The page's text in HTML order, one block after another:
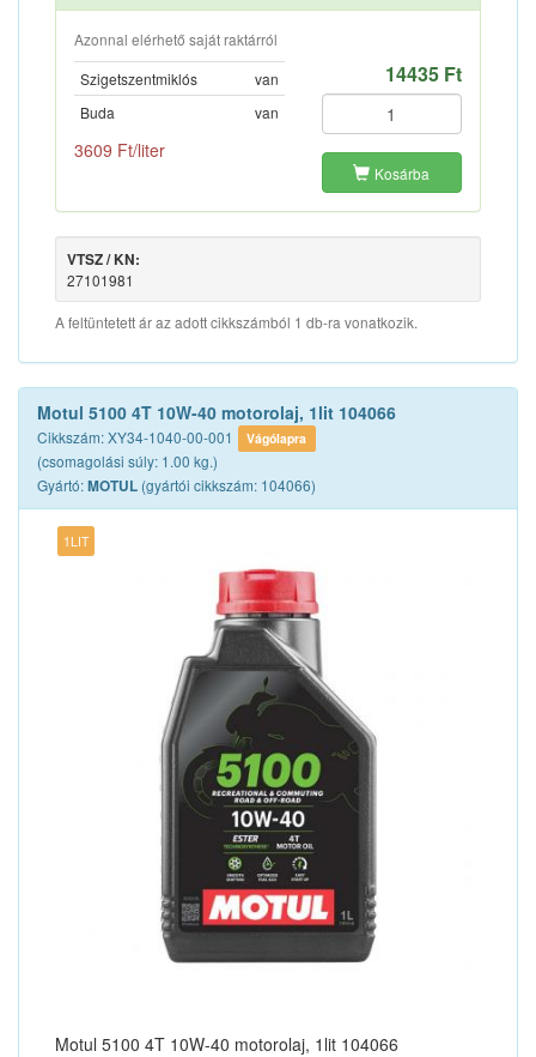
Azonnal elérhető saját raktárról
Szigetszentmiklós
van
Buda
van
3609 Ft/liter
14435 Ft
Kosárba
VTSZ / KN:
27101981
A feltüntetett ár az adott cikkszámból 1 db-ra vonatkozik.
Motul 5100 4T 10W-40 motorolaj, 1lit 104066
Cikkszám: XY34-1040-00-001 Vágólapra
(csomagolási súly: 1.00 kg.)
Gyártó:MOTUL (gyártói cikkszám: 104066)
1LIT
Motul 5100 4T 10W-40 motorolaj, 1lit 104066